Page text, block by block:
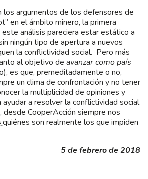
los argumentos de los defensores de
en el ámbito minero, la primera
análisis pareciera estar estático a
ningún tipo de apertura a nuevos
la conflictividad social. Pero más
al objetivo de avanzar como país
es que, premeditadamente o no,
un clima de confrontación y no tener
la multiplicidad de opiniones y
a resolver la conflictividad social
desde CooperAcción siempre nos
son realmente los que impiden
5 de febrero de 2018